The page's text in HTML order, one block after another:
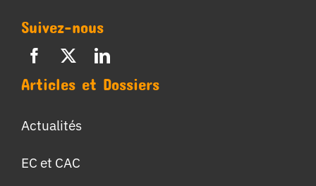
Suivez-nous
Articles et Dossiers
Actualités
EC et CAC